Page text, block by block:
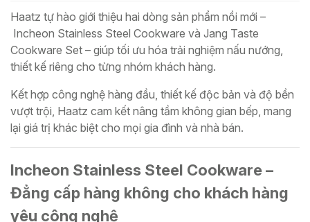
Haatz tự hào giới thiệu hai dòng sản phẩm nồi mới –
Incheon Stainless Steel Cookware và Jang Taste
Cookware Set – giúp tối ưu hóa trải nghiệm nấu nướng,
thiết kế riêng cho từng nhóm khách hàng.
Kết hợp công nghệ hàng đầu, thiết kế độc bản và độ bền
vượt trội, Haatz cam kết nâng tầm không gian bếp, mang
lại giá trị khác biệt cho mọi gia đình và nhà bán.
Incheon Stainless Steel Cookware –
Đẳng cấp hàng không cho khách hàng
yêu công nghệ